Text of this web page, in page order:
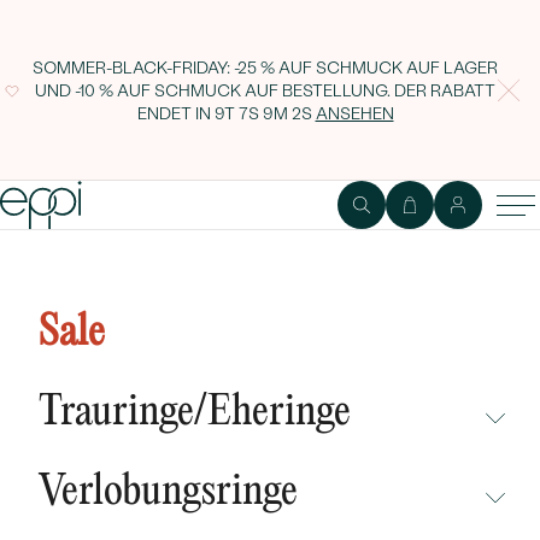
SOMMER-BLACK-FRIDAY: -25 % AUF SCHMUCK AUF LAGER
UND -10 % AUF SCHMUCK AUF BESTELLUNG. DER RABATT
ENDET IN9T 7S 9M 1S ANSEHEN
Sale
Trauringe/Eheringe
NEUHEITEN
Verlobungsringe
Diamanten Marocco